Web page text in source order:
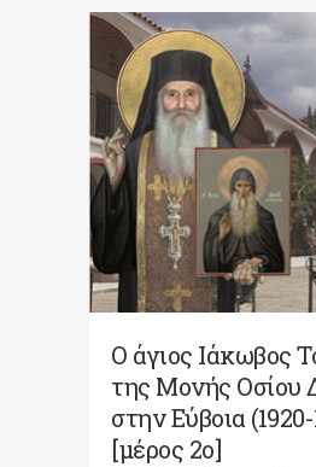
Ο άγιος Ιάκωβος
της Μονής Οσίου
στην Εύβοια (1920-
[μέρος 2o]